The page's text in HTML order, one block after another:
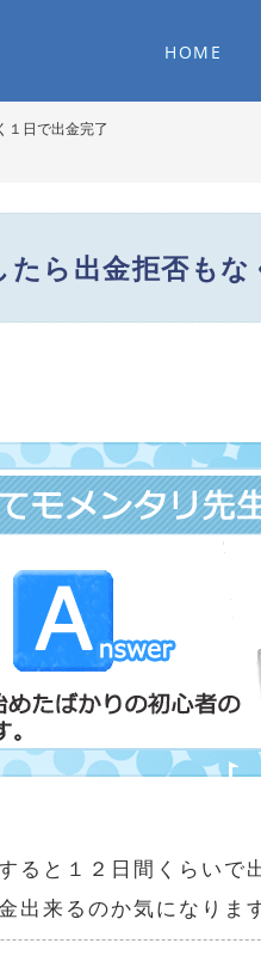
HOME
１日で出金完了
ら出金拒否もな
ると１２日間くらいで
出来るのか気になります